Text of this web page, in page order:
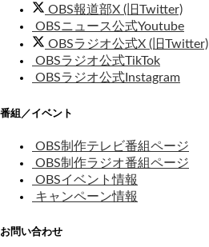
OBS報道部X (旧Twitter)
OBSニュース公式Youtube
OBSラジオ公式X (旧Twitter)
OBSラジオ公式TikTok
OBSラジオ公式Instagram
番組／イベント
OBS制作テレビ番組ページ
OBS制作ラジオ番組ページ
OBSイベント情報
キャンペーン情報
お問い合わせ